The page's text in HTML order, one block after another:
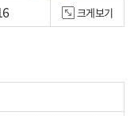
크게보기